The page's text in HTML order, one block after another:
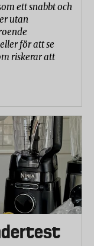
ett snabbt och
utan
för att se
riskerar att